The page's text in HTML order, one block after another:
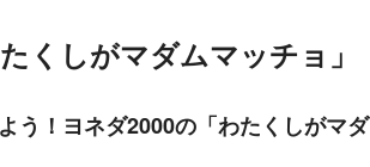
くしがマダムマッチョ」
う！ヨネダ2000の「わたくしがマダ